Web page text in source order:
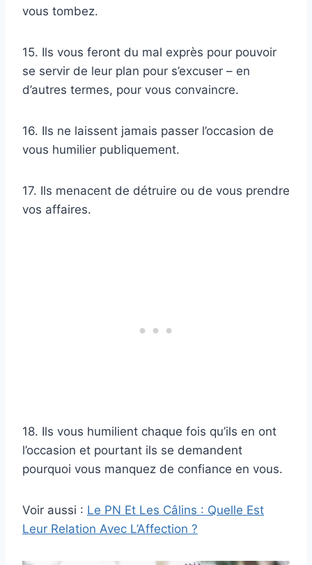
vous tombez.
15. Ils vous feront du mal exprès pour pouvoir
se servir de leur plan pour s’excuser – en
d’autres termes, pour vous convaincre.
16. Ils ne laissent jamais passer l’occasion de
vous humilier publiquement.
17. Ils menacent de détruire ou de vous prendre
vos affaires.
18. Ils vous humilient chaque fois qu’ils en ont
l’occasion et pourtant ils se demandent
pourquoi vous manquez de confiance en vous.
Voir aussi : Le PN Et Les Câlins : Quelle Est
Leur Relation Avec L’Affection ?